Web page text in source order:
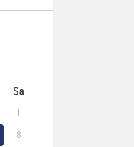
Sa
1
8